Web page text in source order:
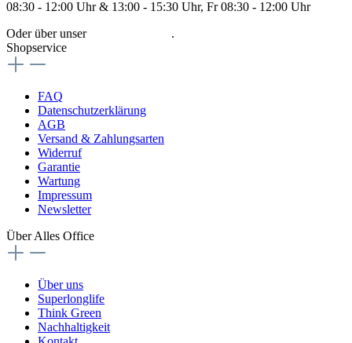
08:30 - 12:00 Uhr & 13:00 - 15:30 Uhr, Fr 08:30 - 12:00 Uhr
Oder über unser
.
Shopservice
FAQ
Datenschutzerklärung
AGB
Versand & Zahlungsarten
Widerruf
Garantie
Wartung
Impressum
Newsletter
Über Alles Office
Über uns
Superlonglife
Think Green
Nachhaltigkeit